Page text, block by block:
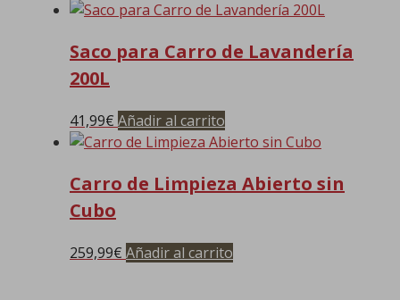
Saco para Carro de Lavandería
200L
41,99€ Añadir al carrito
Carro de Limpieza Abierto sin
Cubo
259,99€ Añadir al carrito